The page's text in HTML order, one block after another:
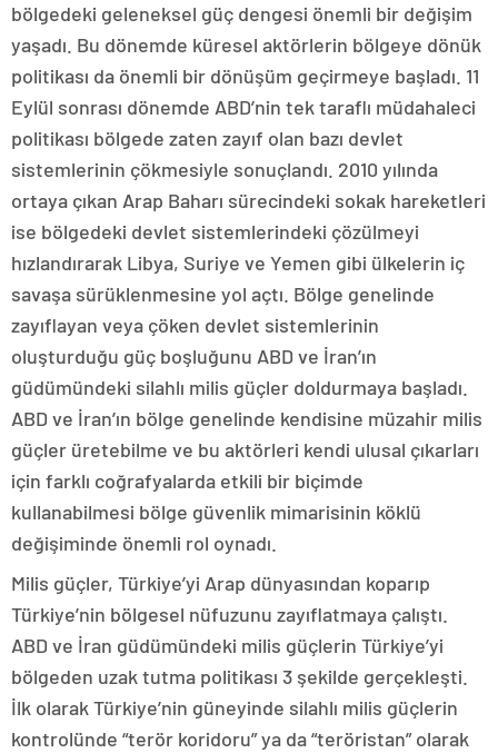
bölgedeki geleneksel güç dengesi önemli bir değişim
yaşadı. Bu dönemde küresel aktörlerin bölgeye dönük
politikası da önemli bir dönüşüm geçirmeye başladı. 11
Eylül sonrası dönemde ABD’nin tek taraflı müdahaleci
politikası bölgede zaten zayıf olan bazı devlet
sistemlerinin çökmesiyle sonuçlandı. 2010 yılında
ortaya çıkan Arap Baharı sürecindeki sokak hareketleri
ise bölgedeki devlet sistemlerindeki çözülmeyi
hızlandırarak Libya, Suriye ve Yemen gibi ülkelerin iç
savaşa sürüklenmesine yol açtı. Bölge genelinde
zayıflayan veya çöken devlet sistemlerinin
oluşturduğu güç boşluğunu ABD ve İran’ın
güdümündeki silahlı milis güçler doldurmaya başladı.
ABD ve İran’ın bölge genelinde kendisine müzahir milis
güçler üretebilme ve bu aktörleri kendi ulusal çıkarları
için farklı coğrafyalarda etkili bir biçimde
kullanabilmesi bölge güvenlik mimarisinin köklü
değişiminde önemli rol oynadı.
Milis güçler, Türkiye’yi Arap dünyasından koparıp
Türkiye’nin bölgesel nüfuzunu zayıflatmaya çalıştı.
ABD ve İran güdümündeki milis güçlerin Türkiye’yi
bölgeden uzak tutma politikası 3 şekilde gerçekleşti.
İlk olarak Türkiye’nin güneyinde silahlı milis güçlerin
kontrolünde “terör koridoru” ya da “teröristan” olarak